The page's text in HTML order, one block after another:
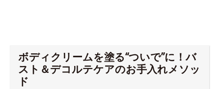
ボディクリームを塗る“ついで”に！バ
スト＆デコルテケアのお手入れメソッ
ド